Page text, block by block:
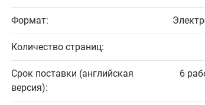
Формат:
Количество страниц:
Срок поставки (английская
версия):
6